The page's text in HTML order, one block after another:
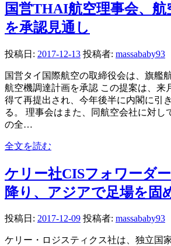
国営THAI航空理事会、航
を承認見通し
投稿日: 2017-12-13 投稿者: massababy93
国営タイ国際航空の取締役会は、旗艦
航空機調達計画を承認 この提案は、来
得て再提出され、今年後半に内閣に引
る。 理事会はまた、同航空会社に対し
の全…
全文を読む
ケリー社CISフォワーダ
降り、アジアで足場を固
投稿日: 2017-12-09 投稿者: massababy93
ケリー・ロジスティクス社は、独立国